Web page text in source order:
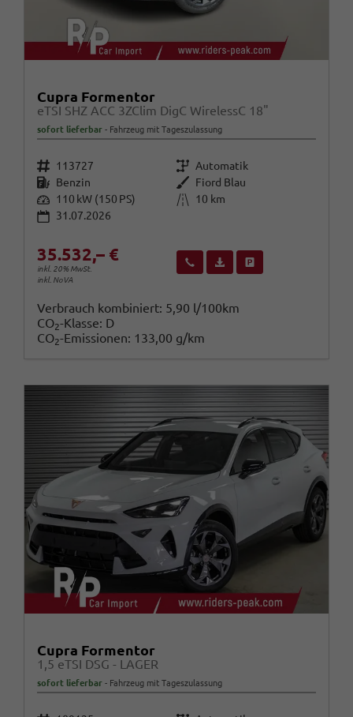
Cupra Formentor
eTSI SHZ ACC 3ZClim DigC WirelessC 18"
sofort lieferbar Fahrzeug mit Tageszulassung
Fahrzeugnr. 113727 Getriebe Automatik
Kraftstoff Benzin Außenfarbe
Fiord Blau
Leistung 110 kW (150 PS) Kilometerstand
10 km
31.07.2026
35.532,– €
inkl. 20% MwSt.
inkl. NoVA
Wir rufen Sie anFahrzeugexposé (PDF)
Verbrauch kombiniert: 5,90 l/100km
CO2-Klasse: D
CO2-Emissionen: 133,00 g/km
Cupra Formentor
1,5 eTSI DSG - LAGER
sofort lieferbar Fahrzeug mit Tageszulassung